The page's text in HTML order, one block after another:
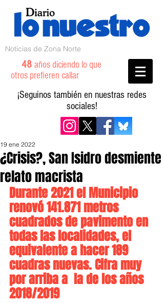
Noticias de Zona Norte
48 años diciendo lo que
otros prefieren callar
¡Seguinos también en nuestras redes
sociales!
¿Crisis?, San Isidro desmiente
relato macrista
19 ene 2022
Durante 2021 el Municipio
renovó 141.871 metros
cuadrados de pavimento en
todas las localidades, el
equivalente a hacer 189
cuadras nuevas. Cifra muy
por arriba a  la de los años
2018/2019